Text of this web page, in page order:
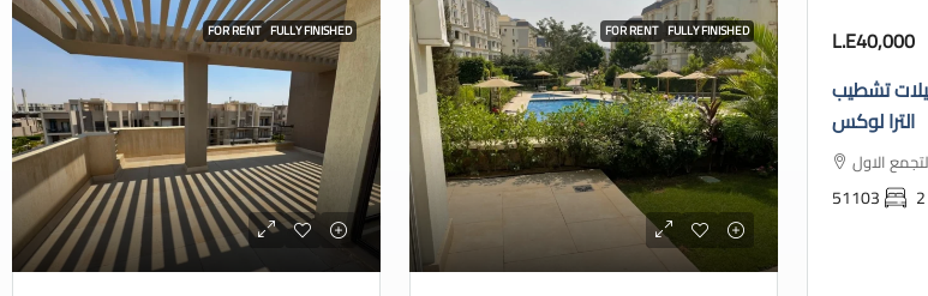
FOR RENT FULLY FINISHED FOR RENT FULLY FINISHED
L.E40,000
تشطيب
الترا لوكس
51103 2